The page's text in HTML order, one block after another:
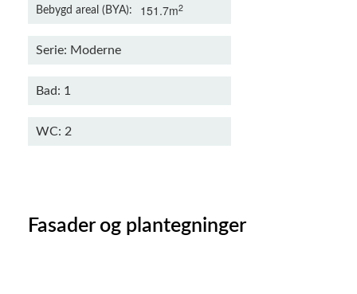
Bebygd areal (BYA) 151.7m2
Serie: Moderne
Bad: 1
WC: 2
Fasader og plantegninger